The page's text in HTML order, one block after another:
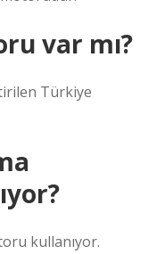
var mı?
Türkiye
kullanıyor.